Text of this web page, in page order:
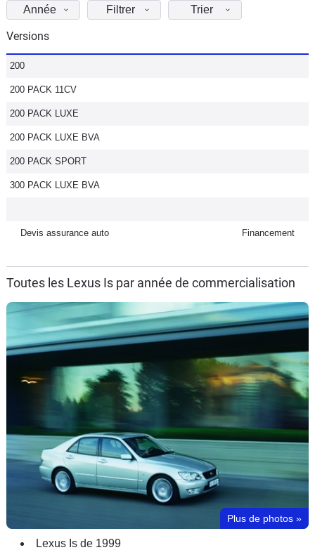
Electriques
Utilitaires
Flottes
Auto
Services
Forum
Année Filtrer Trier
Versions
200
200 PACK 11CV
200 PACK LUXE
200 PACK LUXE BVA
200 PACK SPORT
300 PACK LUXE BVA
Devis assurance auto Financement
Toutes les Lexus Is par année de commercialisation
Plus de photos »
Lexus Is de 1999